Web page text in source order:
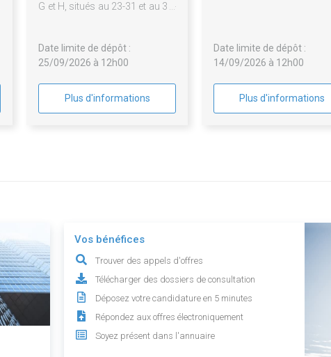
G et H, situés au 23-31 et au 33-
Duvernois, à Paris 20ème
Date limite de dépôt :
25/09/2026 à 12h00
Plus d'informations
Date limite de dépôt :
14/09/2026 à 12h00
Plus d'informations
Vos bénéfices
Trouver des appels d'offres
Télécharger des dossiers de consultation
Déposez votre candidature en 5 minutes
Répondez aux offres électroniquement
Soyez présent dans l'annuaire